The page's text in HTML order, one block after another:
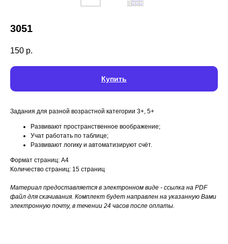
3051
150 р.
Купить
Задания для разной возрастной категории 3+, 5+
Развивают пространственное воображение;
Учат работать по таблице;
Развивают логику и автоматизируют счёт.
Формат страниц: А4
Количество страниц: 15 страниц
Материал предоставляется в электронном виде - ссылка на PDF
файл для скачивания. Комплект будет направлен на указанную Вами
электронную почту, в течении 24 часов после оплаты.